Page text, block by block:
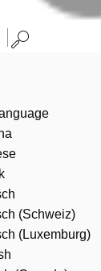
(Schweiz)
(Luxemburg)